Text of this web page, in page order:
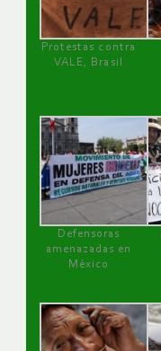
Protestas contra
VALE, Brasil
Defensoras
amenazadas en
México